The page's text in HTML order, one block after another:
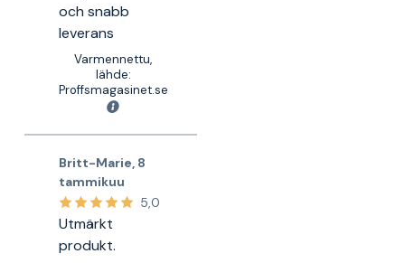
och snabb
leverans
Varmennettu,
lähde:
Proffsmagasinet.se
Britt-Marie, 8
tammikuu
5,0
Utmärkt
produkt.